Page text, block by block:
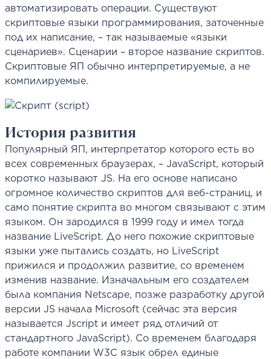
автоматизировать операции. Существуют
скриптовые языки программирования, заточенные
под их написание, – так называемые «языки
сценариев». Сценарии – второе название скриптов.
Скриптовые ЯП обычно интерпретируемые, а не
компилируемые.
История развития
Популярный ЯП, интерпретатор которого есть во
всех современных браузерах, – JavaScript, который
коротко называют JS. На его основе написано
огромное количество скриптов для веб-страниц, и
само понятие скрипта во многом связывают с этим
языком. Он зародился в 1999 году и имел тогда
название LiveScript. До него похожие скриптовые
языки уже пытались создать, но LiveScript
прижился и продолжил развитие, со временем
изменив название. Изначальным его создателем
была компания Netscape, позже разработку другой
версии JS начала Microsoft (сейчас эта версия
называется Jscript и имеет ряд отличий от
стандартного JavaScript). Со временем благодаря
работе компании W3C язык обрел единые